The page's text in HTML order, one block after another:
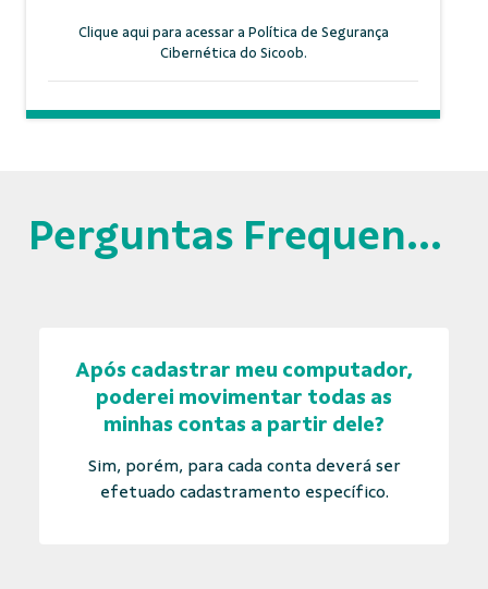
Clique aqui para acessar a Política de Segurança
Cibernética do Sicoob.
Perguntas Frequentes
Após cadastrar meu computador,
poderei movimentar todas as
minhas contas a partir dele?
Sim, porém, para cada conta deverá ser
efetuado cadastramento específico.